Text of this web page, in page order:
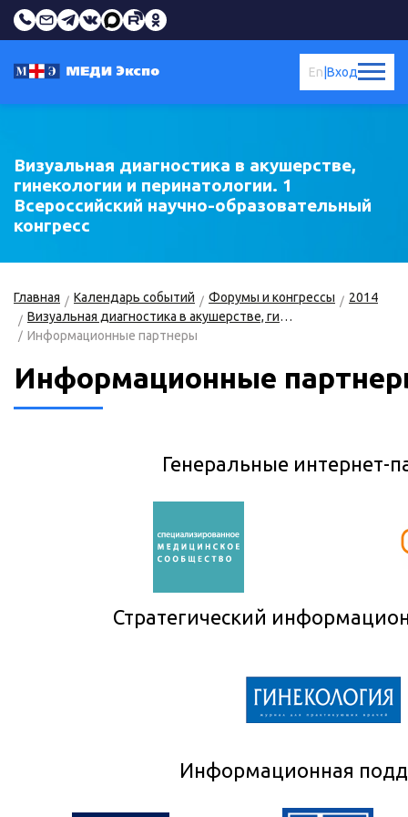
Вход
En
Визуальная диагностика в акушерстве,
гинекологии и перинатологии. 1
Всероссийский научно-образовательный
конгресс
Главная Календарь событий Форумы и конгрессы
2014
Визуальная диагностика в акушерстве, гинекологии и перинатологии
Информационные партнеры
Информационные
Генеральные интернет-
Стратегический
Информационная